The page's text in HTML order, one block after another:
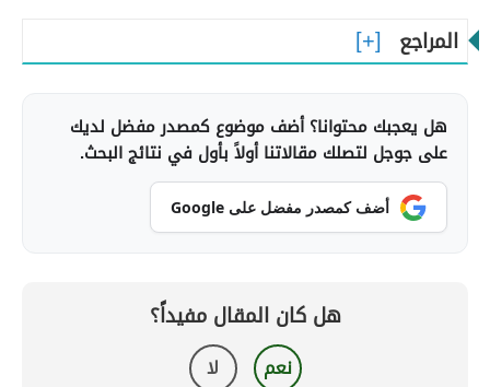
المراجع
هل يعجبك محتوانا؟ أضف موضوع كمصدر مفضل لديك
على جوجل لتصلك مقالاتنا أولاً بأول في نتائج البحث.
أضف كمصدر مفضل على Google
هل كان المقال مفيداً؟
نعم لا